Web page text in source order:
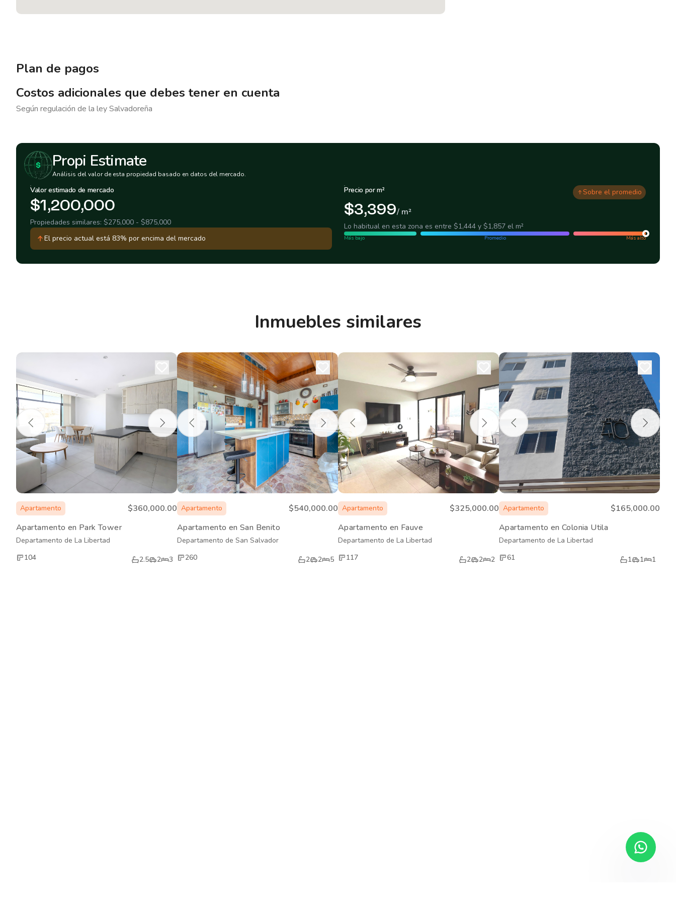
Plan de pagos
Costos adicionales que debes tener en cuenta
Según regulación de la leySalvadoreña
Propi Estimate
Análisis del valor de esta propiedad basado en datos del mercado.
Valor estimado de mercado
$1,200,000
Propiedades similares: $275,000 - $875,000
El precio actual está 83% por encima del mercado
Precio por m² Sobre el promedio
$3,399/ m²
Lo habitual en esta zona es entre $1,444 y $1,857 el m²
Más bajo Promedio Más alto
Inmuebles similares
Apartamento
$360,000.00
Apartamento en Park Tower
Departamento de La Libertad
104
2.5 2 3
Apartamento
$540,000.00
Apartamento en San Benito
Departamento de San Salvador
260
2 2 5
Apartamento
$325,000.00
Apartamento en Fauve
Departamento de La Libertad
117
2 2 2
Apartamento
$165,000.00
Apartamento en Colonia Utila
Departamento de La Libertad
61
1 1 1